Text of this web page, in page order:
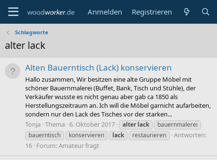
Anmelden Registrieren
Schlagworte
alter lack
Alten Bauerntisch (Lack) konservieren
Hallo zusammen, Wir besitzen eine alte Gruppe Möbel mit
schöner Bauernmalerei (Buffet, Bank, Tisch und Stühle), der
Verkäufer wusste es nicht genau aber gab ca 1850 als
Herstellungszeitraum an. Ich will die Möbel garnicht aufarbeiten,
sondern nur den Lack des Tisches vor der starken...
Tonja Thema 6. Oktober 2017 alter lack
bauernmalerei
bauerntisch
konservieren lack restaurieren
Antworten:
16 Forum:Amateur fragt